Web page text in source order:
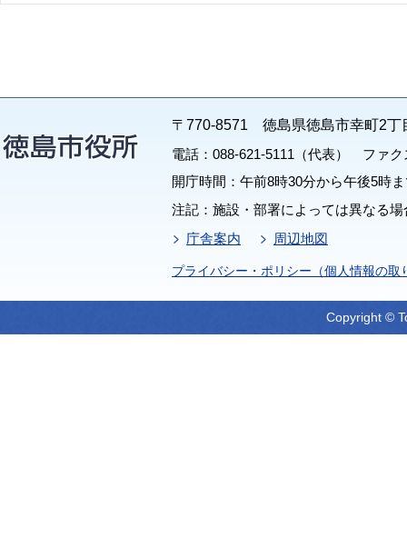
〒770-8571 徳島県徳島市幸町2丁
電話：088-621-5111（代表） ファク
開庁時間：午前8時30分から午後5時
注記：施設・部署によっては異なる
庁舎案内
周辺地図
プライバシー・ポリシー（個人情報の取
Copyright ©